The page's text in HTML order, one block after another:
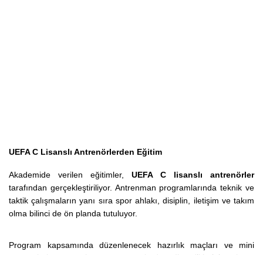
UEFA C Lisanslı Antrenörlerden Eğitim
Akademide verilen eğitimler, UEFA C lisanslı antrenörler
tarafından gerçekleştiriliyor. Antrenman programlarında teknik ve
taktik çalışmaların yanı sıra spor ahlakı, disiplin, iletişim ve takım
olma bilinci de ön planda tutuluyor.
Program kapsamında düzenlenecek hazırlık maçları ve mini